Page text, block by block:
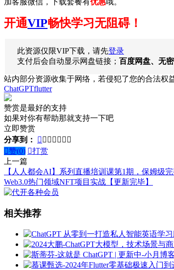
加客服微信，下载套餐有优惠哦。
开通VIP畅快学习无阻碍！
此资源仅限VIP下载，请先登录
支付后会自动显示网盘链接； 百度网盘、无密
站内部分资源收集于网络，若侵犯了您的合法权
ChatGPTflutter
赞赏是最好的支持
如果对你有帮助那就支持一下吧
立即赞赏
分享到：
      
赞(0) 打赏
上一篇
【人人都会AI】系列直播培训课第1期，保姆级
Web3.0热门领域NFT项目实战【更新完毕】
相关推荐